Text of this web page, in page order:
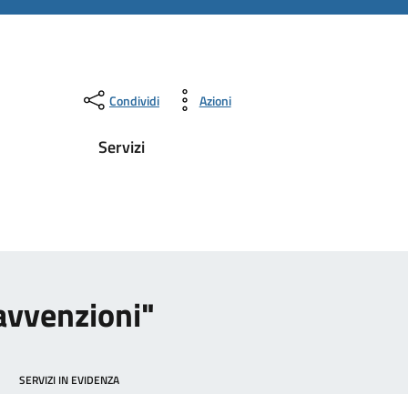
Condividi Azioni
Servizi
SERVIZI IN EVIDENZA